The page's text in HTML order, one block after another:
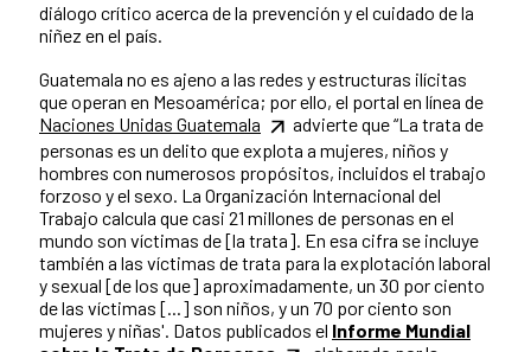
diálogo crítico acerca de la prevención y el cuidado de la
niñez en el país.
Guatemala no es ajeno a las redes y estructuras ilícitas
que operan en Mesoamérica; por ello, el portal en línea de
Naciones Unidas Guatemala
advierte que “La trata de
personas es un delito que explota a mujeres, niños y
hombres con numerosos propósitos, incluidos el trabajo
forzoso y el sexo. La Organización Internacional del
Trabajo calcula que casi 21 millones de personas en el
mundo son víctimas de [la trata]. En esa cifra se incluye
también a las víctimas de trata para la explotación laboral
y sexual [de los que] aproximadamente, un 30 por ciento
de las víctimas [...] son niños, y un 70 por ciento son
mujeres y niñas'. Datos publicados el Informe Mundial